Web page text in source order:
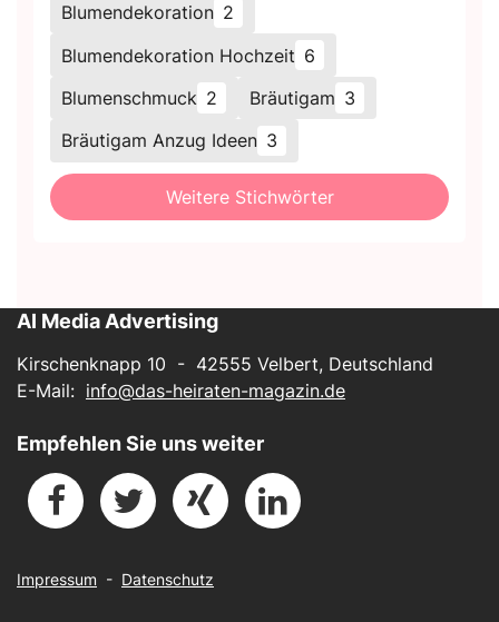
Blumendekoration 2
Blumendekoration Hochzeit 6
Blumenschmuck 2 Bräutigam 3
Bräutigam Anzug Ideen 3
Weitere Stichwörter
AI Media Advertising
Kirschenknapp 10 - 42555 Velbert, Deutschland
E-Mail: info@das-heiraten-magazin.de
Empfehlen Sie uns weiter
Impressum - Datenschutz